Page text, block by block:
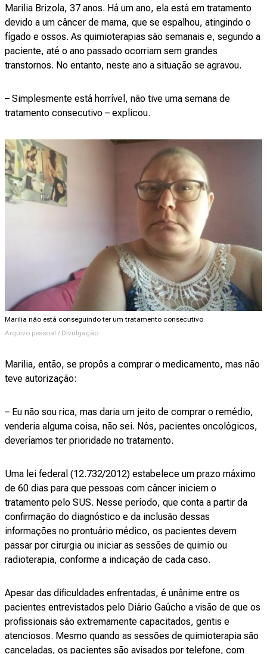
Marilia Brizola, 37 anos. Há um ano, ela está em tratamento
devido a um câncer de mama, que se espalhou, atingindo o
fígado e ossos. As quimioterapias são semanais e, segundo a
paciente, até o ano passado ocorriam sem grandes
transtornos. No entanto, neste ano a situação se agravou.
– Simplesmente está horrível, não tive uma semana de
tratamento consecutivo – explicou.
Marilia não está conseguindo ter um tratamento consecutivo
Arquivo pessoal / Divulgação
Marilia, então, se propôs a comprar o medicamento, mas não
teve autorização:
– Eu não sou rica, mas daria um jeito de comprar o remédio,
venderia alguma coisa, não sei. Nós, pacientes oncológicos,
deveríamos ter prioridade no tratamento.
Uma lei federal (12.732/2012) estabelece um prazo máximo
de 60 dias para que pessoas com câncer iniciem o
tratamento pelo SUS. Nesse período, que conta a partir da
confirmação do diagnóstico e da inclusão dessas
informações no prontuário médico, os pacientes devem
passar por cirurgia ou iniciar as sessões de quimio ou
radioterapia, conforme a indicação de cada caso.
Apesar das dificuldades enfrentadas, é unânime entre os
pacientes entrevistados pelo Diário Gaúcho a visão de que os
profissionais são extremamente capacitados, gentis e
atenciosos. Mesmo quando as sessões de quimioterapia são
canceladas, os pacientes são avisados por telefone, com